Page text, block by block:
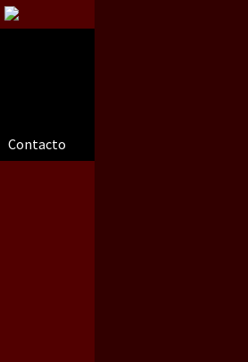
Contacto